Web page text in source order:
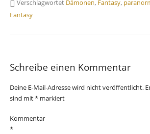
Verschlagwortet Dämonen, Fantasy,
Fantasy
Schreibe einen Kommentar
Deine E-Mail-Adresse wird nicht veröffentlicht.
sind mit* markiert
Kommentar
*